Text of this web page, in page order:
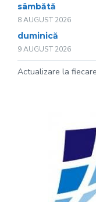
sâmbătă
8 AUGUST 2026
duminică
9 AUGUST 2026
Actualizare la